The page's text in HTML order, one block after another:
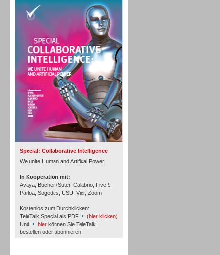
Special: Collaborative Intelligence
We unite Human and Artifical Power.
In Kooperation mit:
Avaya, Bucher+Suter, Calabrio, Five 9,
Parloa, Sogedes, USU, Vier, Zoom
Kostenlos zum Durchklicken:
TeleTalk Special als PDF
(hier klicken)
Und
hier können Sie TeleTalk
bestellen oder abonnieren!
Personal
Inbound